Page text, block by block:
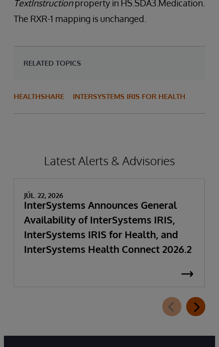
TextInstructionproperty in HS.SDA3.Medication.
The RXR-1 mapping is unchanged.
RELATED TOPICS
HEALTHSHARE INTERSYSTEMS IRIS FOR HEALTH
Latest Alerts & Advisories
JÚL. 22, 2026
InterSystems Announces General
Availability of InterSystems IRIS,
InterSystems IRIS for Health, and
InterSystems Health Connect 2026.2